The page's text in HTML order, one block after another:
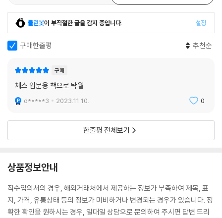
클린봇이 부적절한 글을 감지 중입니다. 설정
구매한줄평 추천순
구매
체스 입문용 책으로 탁월
d*****3 2023.11.10. 0
한줄평 전체보기
상품정보안내
직수입외서의 경우, 해외거래처에서 제공하는 정보가 부족하여 제목, 표
지, 가격, 유통상태 등의 정보가 미비하거나 변경되는 경우가 있습니다. 정
확한 확인을 원하시는 경우, 일대일 상담으로 문의하여 주시면 답변 드리